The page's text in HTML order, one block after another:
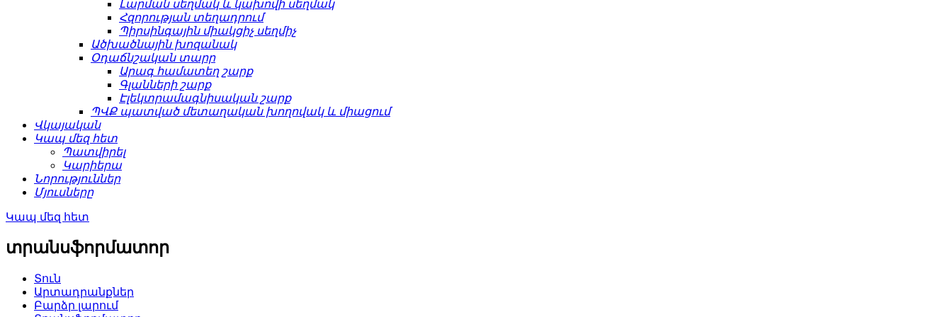
Լարման սեղմակ և կախովի սեղմակ
Հզորության տեղադրում
Պիրսինգային միակցիչ սեղմիչ
Ածխածնային խոզանակ
Օդաճնշական տարր
Արագ համատեղ շարք
Գլանների շարք
Էլեկտրամագնիսական շարք
ՊՎՔ պատված մետաղական խողովակ և միացում
Վկայական
Կապ մեզ հետ
Պատվիրել
Կարիերա
Նորություններ
Մյուսները
Կապ մեզ հետ
տրանսֆորմատոր
Տուն
Արտադրանքներ
Բարձր լարում